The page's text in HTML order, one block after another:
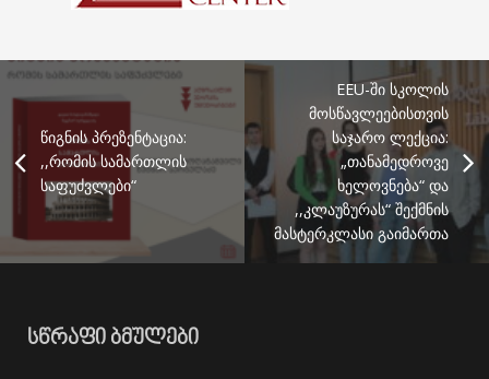
წიგნის პრეზენტაცია:
,,რომის სამართლის
საფუძვლები“
EEU-ში სკოლის
მოსწავლეებისთვის
საჯარო ლექცია:
„თანამედროვე
ხელოვნება“ და
,,კლაუზურას“ შექმნის
მასტერკლასი გაიმართა
ᲡᲬᲠᲐᲤᲘ ᲑᲛᲣᲚᲔᲑᲘ